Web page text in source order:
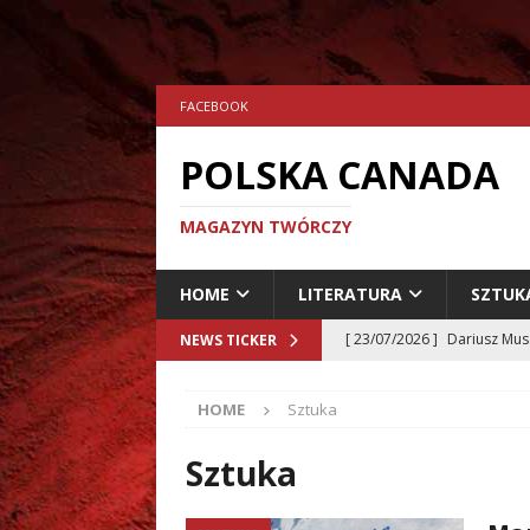
FACEBOOK
POLSKA CANADA
MAGAZYN TWÓRCZY
HOME LITERATURA
NEWS TICKER [ 23/07/2026 ] Dariusz
HOME Sztuka
Sztuka